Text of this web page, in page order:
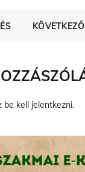
be kell jelentkezni.